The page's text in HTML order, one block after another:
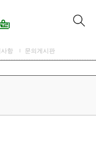
항 문의게시판